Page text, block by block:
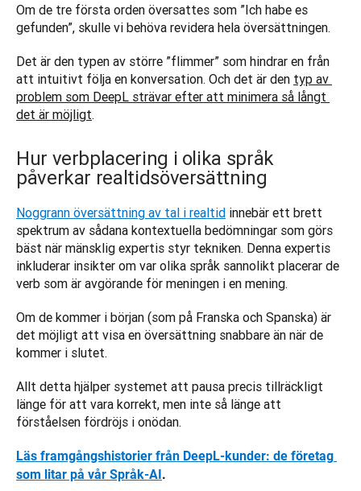
Om de tre första orden översattes som ”Ich habe es
gefunden”, skulle vi behöva revidera hela översättningen.
Det är den typen av större ”flimmer” som hindrar en från
att intuitivt följa en konversation. Och det är den typ av
problem som DeepL strävar efter att minimera så långt
det är möjligt.
Hur verbplacering i olika språk
påverkar realtidsöversättning
Noggrann översättning av tal i realtid innebär ett brett
spektrum av sådana kontextuella bedömningar som görs
bäst när mänsklig expertis styr tekniken. Denna expertis
inkluderar insikter om var olika språk sannolikt placerar de
verb som är avgörande för meningen i en mening.
Om de kommer i början (som på Franska och Spanska) är
det möjligt att visa en översättning snabbare än när de
kommer i slutet.
Allt detta hjälper systemet att pausa precis tillräckligt
länge för att vara korrekt, men inte så länge att
förståelsen fördröjs i onödan.
Läs framgångshistorier från DeepL-kunder: de företag
som litar på vår Språk-AI.